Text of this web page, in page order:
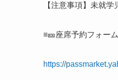
【注意事項】未就
≡🎫座席予約フォー
https://